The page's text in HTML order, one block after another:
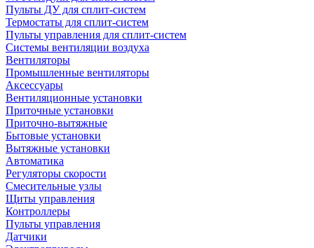
Пульты ДУ для сплит-систем
Термостаты для сплит-систем
Пульты управления для сплит-систем
Системы вентиляции воздуха
Вентиляторы
Промышленные вентиляторы
Аксессуары
Вентиляционные установки
Приточные установки
Приточно-вытяжные
Бытовые установки
Вытяжные установки
Автоматика
Регуляторы скорости
Смесительные узлы
Щиты управления
Контроллеры
Пульты управления
Датчики